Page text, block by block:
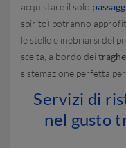
acquistare il solo
spirito) potranno
le stelle e inebriarsi del
scelta, a bordo dei
sistemazione perfetta per
Servizi di
nel gusto